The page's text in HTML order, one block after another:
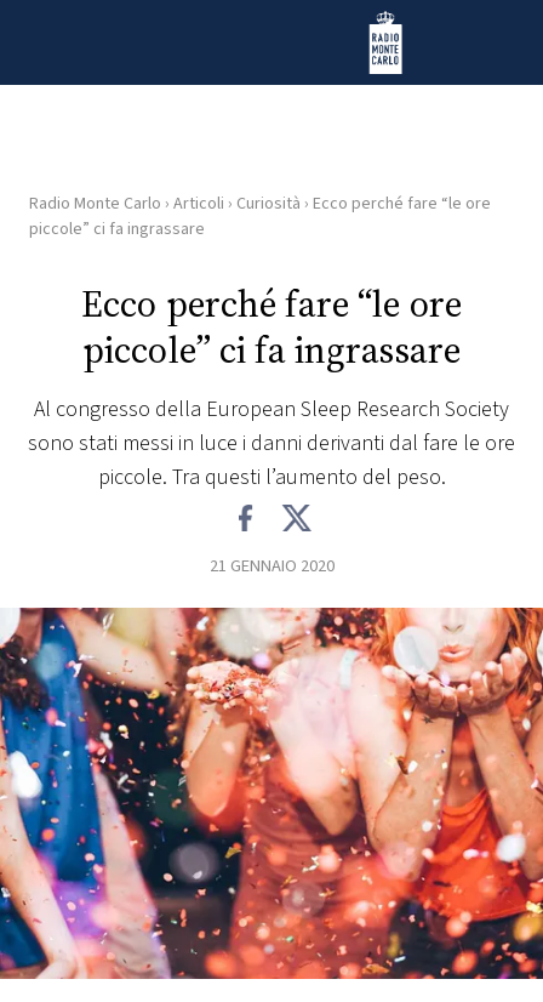
Radio Monte Carlo
HOME
RADIO
WEB
RADIO
PLAYLIST
CONCORSI
EVENTI
VIDEO
TV
PRINCIPATO
DI
Radio Monte Carlo › Articoli › Curiosità › Ecco perché fare “le ore
piccole” ci fa ingrassare
Ecco perché fare “le ore
piccole” ci fa ingrassare
Al congresso della European Sleep Research Society
sono stati messi in luce i danni derivanti dal fare le ore
piccole. Tra questi l’aumento del peso.
21 GENNAIO 2020